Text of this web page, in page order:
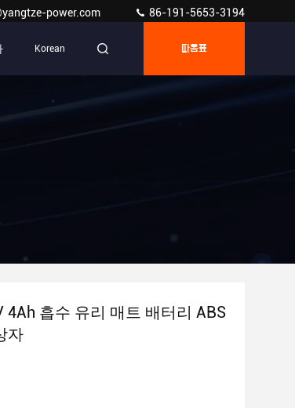
power.com 86-191-5653-3194
Korean 따옴표
4Ah 흡수 유리 매트 배터리 ABS
자